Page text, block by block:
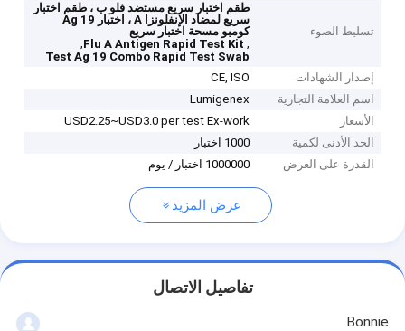
تسليط الضوء
طقم اختبار سريع مستضد فلو ب ، طقم اختبار
سريع لمضاد الإنفلونزا A ، اختبار Ag 19
كومبو مسحة اختبار سريع
,
Flu A Antigen Rapid Test Kit
,
Test Ag 19 Combo Rapid Test Swab
إصدار الشهادات
CE, ISO
اسم العلامة التجارية
Lumigenex
الأسعار
USD2.25~USD3.0 per test Ex-work
الحد الأدنى لكمية
1000 اختبار
القدرة على العرض
1000000 اختبار / يوم
عرض المزيد
تفاصيل الاتصال
Bonnie